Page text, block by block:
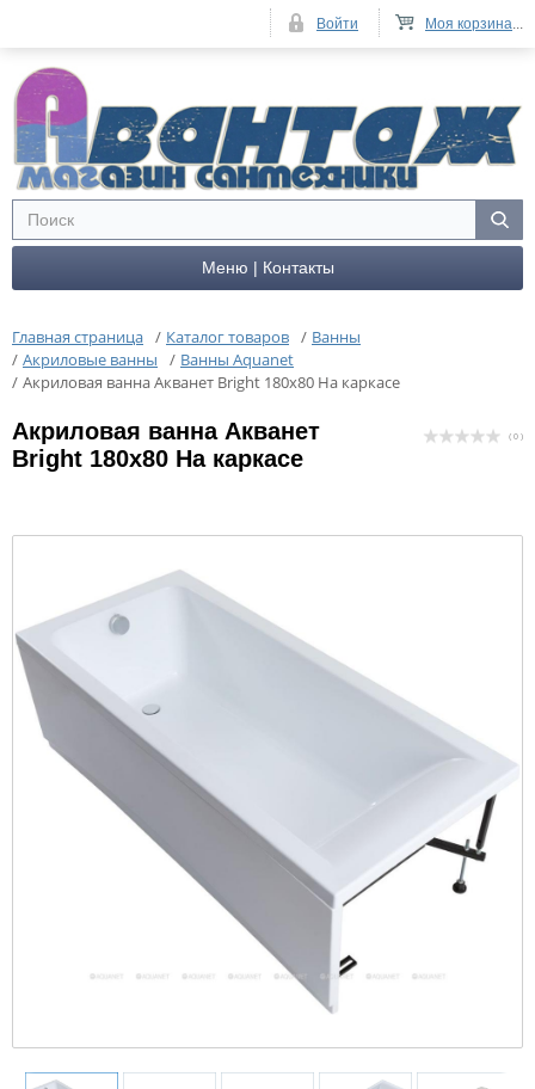
Меню | Контакты
Главная страница / Каталог товаров / Ванны
/ Акриловые ванны / Ванны Aquanet
/ Акриловая ванна Акванет Bright 180x80 На каркасе
Акриловая ванна Акванет
Bright 180x80 На каркасе
( 0 )
Моя корзина...
Войти